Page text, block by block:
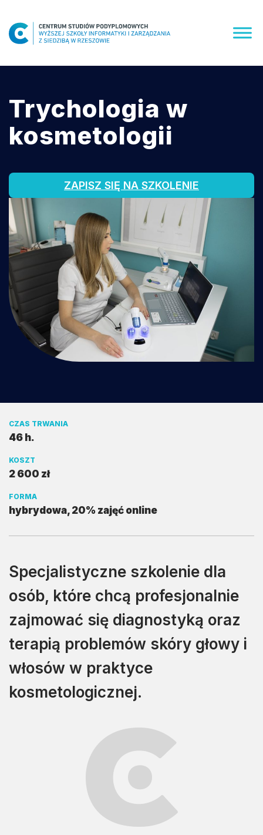
content
Trychologia w
kosmetologii
ZAPISZ SIĘ NA SZKOLENIE
CZAS TRWANIA
46 h.
KOSZT
2 600 zł
FORMA
hybrydowa, 20% zajęć online
Specjalistyczne szkolenie dla
osób, które chcą profesjonalnie
zajmować się diagnostyką oraz
terapią problemów skóry głowy i
włosów w praktyce
kosmetologicznej.